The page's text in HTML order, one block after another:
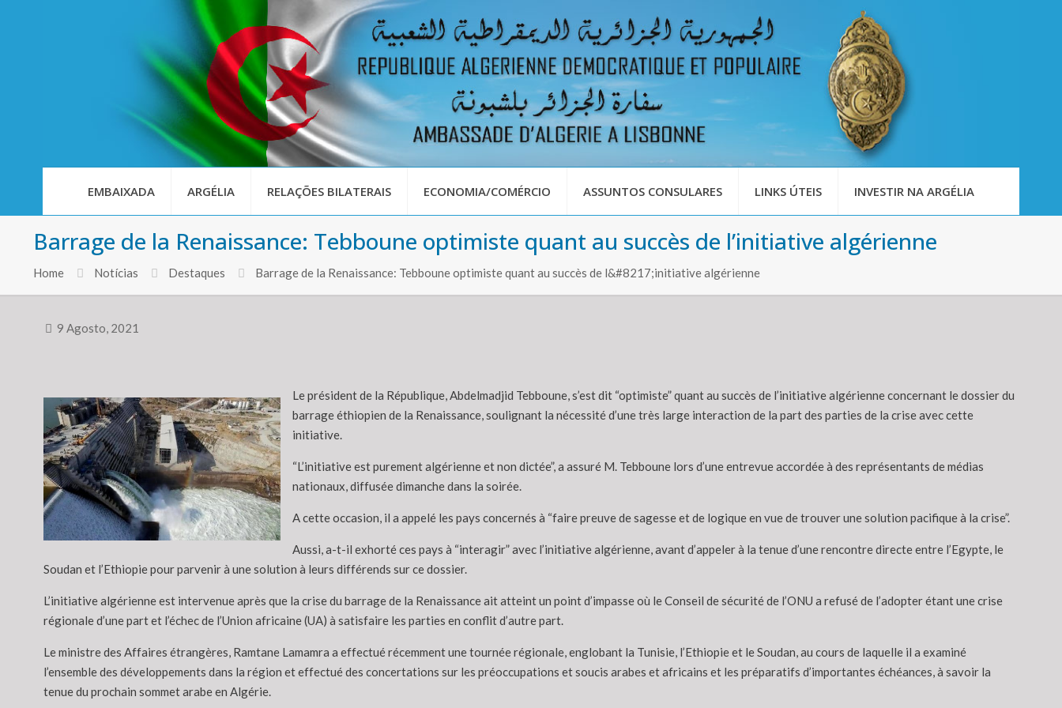
EMBAIXADA ARGÉLIA RELAÇÕES BILATERAIS ECONOMIA/COMÉRCIO ASSUNTOS CONSULARES LINKS ÚTEIS INVESTIR NA ARGÉLIA
Barrage de la Renaissance: Tebboune optimiste quant au succès de l’initiative algérienne
Home Notícias Destaques Barrage de la Renaissance: Tebboune optimiste quant au succès de l&#8217;initiative algérienne
9 Agosto, 2021
Le président de la République, Abdelmadjid Tebboune, s’est dit “optimiste” quant au succès de l’initiative algérienne concernant le dossier du
barrage éthiopien de la Renaissance, soulignant la nécessité d’une très large interaction de la part des parties de la crise avec cette
initiative.
“L’initiative est purement algérienne et non dictée”, a assuré M. Tebboune lors d’une entrevue accordée à des représentants de médias
nationaux, diffusée dimanche dans la soirée.
A cette occasion, il a appelé les pays concernés à “faire preuve de sagesse et de logique en vue de trouver une solution pacifique à la crise”.
Aussi, a-t-il exhorté ces pays à “interagir” avec l’initiative algérienne, avant d’appeler à la tenue d’une rencontre directe entre l’Egypte, le
Soudan et l’Ethiopie pour parvenir à une solution à leurs différends sur ce dossier.
L’initiative algérienne est intervenue après que la crise du barrage de la Renaissance ait atteint un point d’impasse où le Conseil de sécurité de l’ONU a refusé de l’adopter étant une crise
régionale d’une part et l’échec de l’Union africaine (UA) à satisfaire les parties en conflit d’autre part.
Le ministre des Affaires étrangères, Ramtane Lamamra a effectué récemment une tournée régionale, englobant la Tunisie, l’Ethiopie et le Soudan, au cours de laquelle il a examiné
l’ensemble des développements dans la région et effectué des concertations sur les préoccupations et soucis arabes et africains et les préparatifs d’importantes échéances, à savoir la
tenue du prochain sommet arabe en Algérie.